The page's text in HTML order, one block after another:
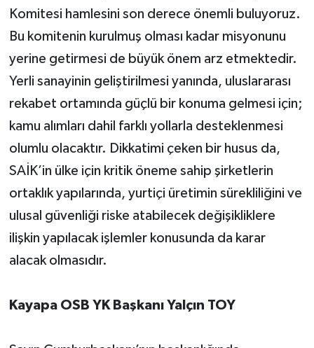
Komitesi hamlesini son derece önemli buluyoruz.
Bu komitenin kurulmuş olması kadar misyonunu
yerine getirmesi de büyük önem arz etmektedir.
Yerli sanayinin geliştirilmesi yanında, uluslararası
rekabet ortamında güçlü bir konuma gelmesi için;
kamu alımları dahil farklı yollarla desteklenmesi
olumlu olacaktır. Dikkatimi çeken bir husus da,
SAİK’in ülke için kritik öneme sahip şirketlerin
ortaklık yapılarında, yurtiçi üretimin sürekliliğini ve
ulusal güvenliği riske atabilecek değişikliklere
ilişkin yapılacak işlemler konusunda da karar
alacak olmasıdır.
Kayapa OSB YK Başkanı Yalçın TOY